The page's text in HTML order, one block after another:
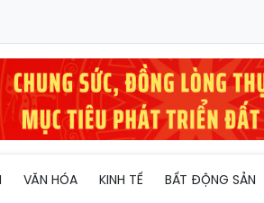
VĂN HÓA KINH TẾ BẤT ĐỘNG SẢN